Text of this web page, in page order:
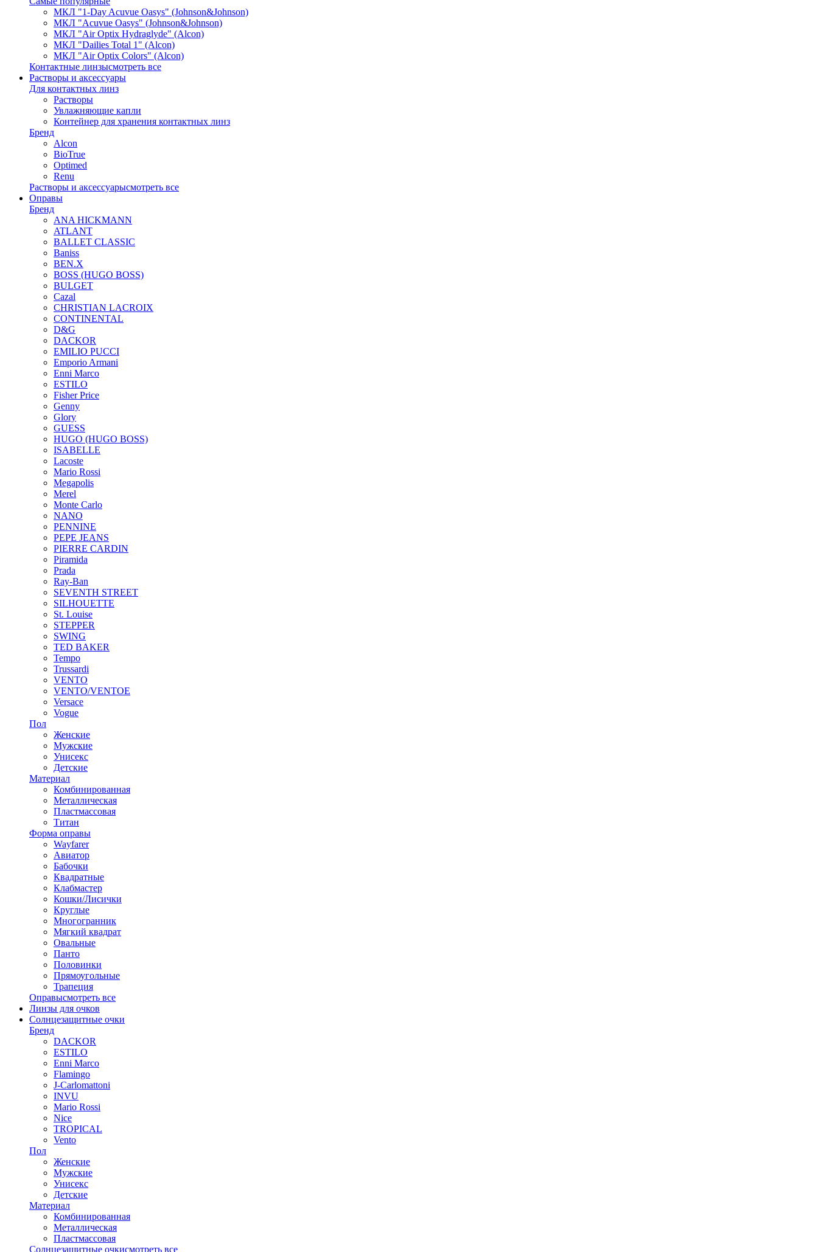
МКЛ "1-Day Acuvue Oasys" (Johnson&Johnson)
МКЛ "Acuvue Oasys" (Johnson&Johnson)
МКЛ "Air Optix Hydraglyde" (Alcon)
МКЛ "Dailies Total 1" (Alcon)
МКЛ "Air Optix Colors" (Alcon)
Контактные линзысмотреть все
Растворы и аксессуары
Для контактных линз
Растворы
Увлажняющие капли
Контейнер для хранения контактных линз
Бренд
Alcon
BioTrue
Optimed
Renu
Растворы и аксессуарысмотреть все
Оправы
Бренд
ANA HICKMANN
ATLANT
BALLET CLASSIC
Baniss
BEN.X
BOSS (HUGO BOSS)
BULGET
Cazal
CHRISTIAN LACROIX
CONTINENTAL
D&G
DACKOR
EMILIO PUCCI
Emporio Armani
Enni Marco
ESTILO
Fisher Price
Genny
Glory
GUESS
HUGO (HUGO BOSS)
ISABELLE
Lacoste
Mario Rossi
Megapolis
Merel
Monte Carlo
NANO
PENNINE
PEPE JEANS
PIERRE CARDIN
Piramida
Prada
Ray-Ban
SEVENTH STREET
SILHOUETTE
St. Louise
STEPPER
SWING
TED BAKER
Tempo
Trussardi
VENTO
VENTO/VENTOE
Versace
Vogue
Пол
Женские
Мужские
Унисекс
Детские
Материал
Комбинированная
Металлическая
Пластмассовая
Титан
Форма оправы
Wayfarer
Авиатор
Бабочки
Квадратные
Клабмастер
Кошки/Лисички
Круглые
Многогранник
Мягкий квадрат
Овальные
Панто
Половинки
Прямоугольные
Трапеция
Оправысмотреть все
Линзы для очков
Солнцезащитные очки
Бренд
DACKOR
ESTILO
Enni Marco
Flamingo
J-Carlomattoni
INVU
Mario Rossi
Nice
TROPICAL
Vento
Пол
Женские
Мужские
Унисекс
Детские
Материал
Комбинированная
Металлическая
Пластмассовая
Солнцезащитные очкисмотреть все